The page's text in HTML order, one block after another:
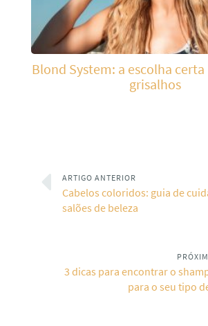
Blond System: a escolha
grisalhos
ARTIGO ANTERIOR
Cabelos coloridos: guia de
salões de beleza
3 dicas para encontrar o
para o seu tipo